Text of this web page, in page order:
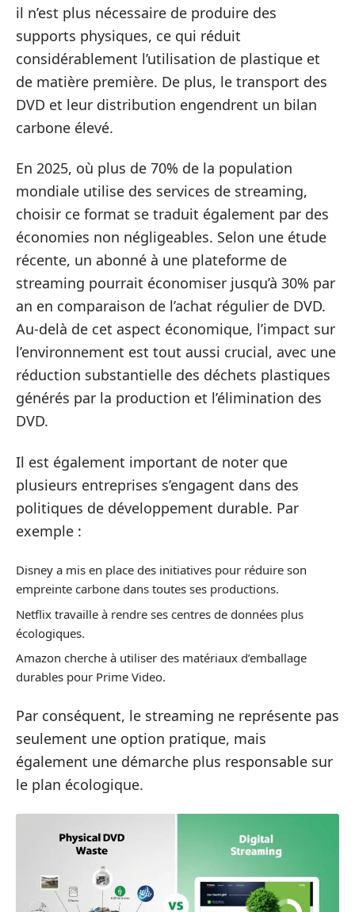
il n’est plus nécessaire de produire des
supports physiques, ce qui réduit
considérablement l’utilisation de plastique et
de matière première. De plus, le transport des
DVD et leur distribution engendrent un bilan
carbone élevé.
En 2025, où plus de 70% de la population
mondiale utilise des services de streaming,
choisir ce format se traduit également par des
économies non négligeables. Selon une étude
récente, un abonné à une plateforme de
streaming pourrait économiser jusqu’à 30% par
an en comparaison de l’achat régulier de DVD.
Au-delà de cet aspect économique, l’impact sur
l’environnement est tout aussi crucial, avec une
réduction substantielle des déchets plastiques
générés par la production et l’élimination des
DVD.
Il est également important de noter que
plusieurs entreprises s’engagent dans des
politiques de développement durable. Par
exemple :
Disney a mis en place des initiatives pour réduire son
empreinte carbone dans toutes ses productions.
Netflix travaille à rendre ses centres de données plus
écologiques.
Amazon cherche à utiliser des matériaux d’emballage
durables pour Prime Video.
Par conséquent, le streaming ne représente pas
seulement une option pratique, mais
également une démarche plus responsable sur
le plan écologique.